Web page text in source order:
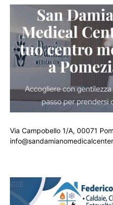
Via Campobello 1/A, 00071